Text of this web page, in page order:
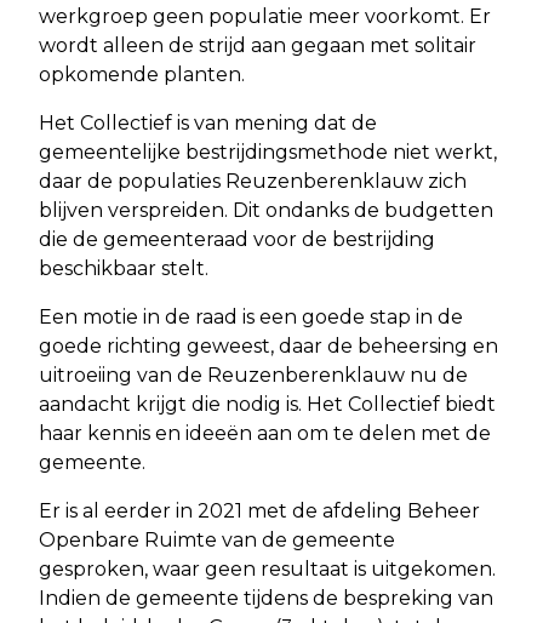
werkgroep geen populatie meer voorkomt. Er
wordt alleen de strijd aan gegaan met solitair
opkomende planten.
Het Collectief is van mening dat de
gemeentelijke bestrijdingsmethode niet werkt,
daar de populaties Reuzenberenklauw zich
blijven verspreiden. Dit ondanks de budgetten
die de gemeenteraad voor de bestrijding
beschikbaar stelt.
Een motie in de raad is een goede stap in de
goede richting geweest, daar de beheersing en
uitroeiing van de Reuzenberenklauw nu de
aandacht krijgt die nodig is. Het Collectief biedt
haar kennis en ideeën aan om te delen met de
gemeente.
Er is al eerder in 2021 met de afdeling Beheer
Openbare Ruimte van de gemeente
gesproken, waar geen resultaat is uitgekomen.
Indien de gemeente tijdens de bespreking van